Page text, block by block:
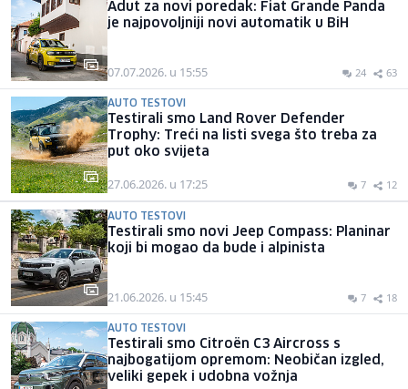
Adut za novi poredak: Fiat Grande Panda
je najpovoljniji novi automatik u BiH
07.07.2026. u 15:55 24 63
AUTO TESTOVI
Testirali smo Land Rover Defender
Trophy: Treći na listi svega što treba za
put oko svijeta
27.06.2026. u 17:25 7 12
AUTO TESTOVI
Testirali smo novi Jeep Compass: Planinar
koji bi mogao da bude i alpinista
21.06.2026. u 15:45 7 18
AUTO TESTOVI
Testirali smo Citroën C3 Aircross s
najbogatijom opremom: Neobičan izgled,
veliki gepek i udobna vožnja